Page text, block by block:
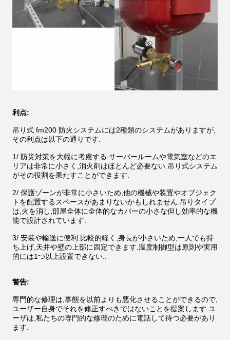
利点:
吊り式 fm200 防火システムには2種類のシステムがありますが,
その利点は以下の通りです.
1/ 防災対策を大幅に考慮する.サーバールームや電気室などのエ
リアは非常に小さく,消火剤はほとんど必要ない.吊り式システム
がその役割を果たすことができます.
2/ 保護ゾーンが非常に小さいため,他の機械や装置やオブジェク
トを配置するスペースがあまりないかもしれません.吊りタイプ
は,火を消し,部屋全体に全体的なカバーの小さな但し効率的な機
能で設計されています.
3/ 安装や輸送に便利.比較的軽く,身長が小さいため,一人でも持
ち上げ,天井や壁の上部に固定できます.温度制御型は原則や実用
的には1つ以上設置できない..
警告:
専門的な修理は,事態を以前よりも悪化させることができるので,
ユーザー自身でそれを修正すべきではないことを提案します.ユ
ーザは,私たちの専門的な修理のために電話して待つ必要があり
ます.